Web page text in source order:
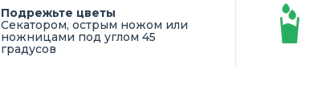
Подрежьте цветы
Секатором, острым ножом или
ножницами под углом 45
градусов